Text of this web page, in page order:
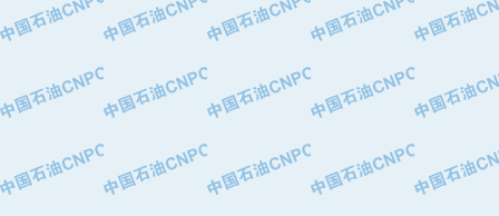
·中国石油化工股份有限公司催化剂长
·北京长空工业有限公司
·北京中旭阳光石油天然气科技有限公
·托肯恒山科技（广州）有限公司
·北京德泰联华科技发展有限公司
·美钻石油钻采系统（上海）有限公司
·陕西爱瑞德控制工程有限公司
·成都皖东仪表电缆成套系统有限公司